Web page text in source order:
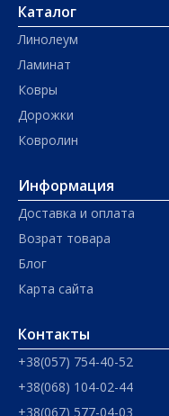
Каталог
Линолеум
Ламинат
Ковры
Дорожки
Ковролин
Информация
Доставка и оплата
Возрат товара
Блог
Карта сайта
Контакты
+38(057) 754-40-52
+38(068) 104-02-44
+38(067) 577-04-03